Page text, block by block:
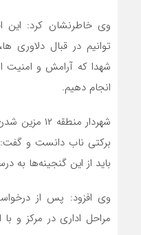
وی خاطرنشان کرد: این
توانیم در قبال
شهدا که آرامش و امنیت
انجام دهیم.
شهردار
برکتی ناب دانست و گفت:
باید از این گنجینه‌ها به‌
وی افزود: پس از
مراحل اداری در مرکز و